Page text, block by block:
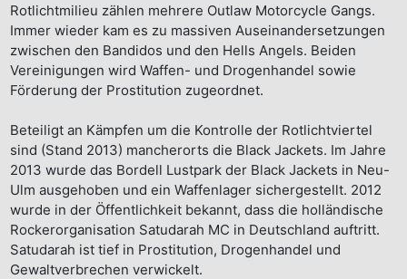
Rotlichtmilieu zählen mehrere Outlaw Motorcycle Gangs.
Immer wieder kam es zu massiven Auseinandersetzungen
zwischen den Bandidos und den Hells Angels. Beiden
Vereinigungen wird Waffen- und Drogenhandel sowie
Förderung der Prostitution zugeordnet.
Beteiligt an Kämpfen um die Kontrolle der Rotlichtviertel
sind (Stand 2013) mancherorts die Black Jackets. Im Jahre
2013 wurde das Bordell Lustpark der Black Jackets in Neu-
Ulm ausgehoben und ein Waffenlager sichergestellt. 2012
wurde in der Öffentlichkeit bekannt, dass die holländische
Rockerorganisation Satudarah MC in Deutschland auftritt.
Satudarah ist tief in Prostitution, Drogenhandel und
Gewaltverbrechen verwickelt.